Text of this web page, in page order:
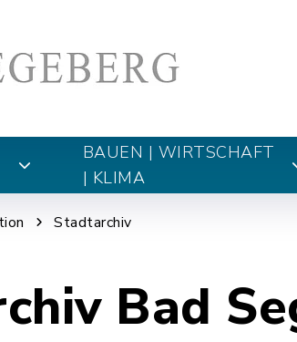
BAUEN | WIRTSCHAFT
| KLIMA
Stadtarchiv
Bad